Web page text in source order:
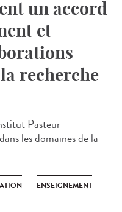
un accord
et
recherche
Pasteur
les domaines de la
ENSEIGNEMENT